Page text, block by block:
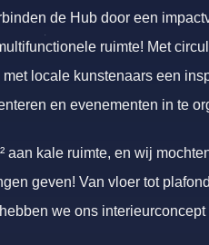
de Hub door een
ruimte! Met
locale kunstenaars een
en evenementen in te
aan kale ruimte, en wij
geven! Van vloer tot
we ons interieurconcept